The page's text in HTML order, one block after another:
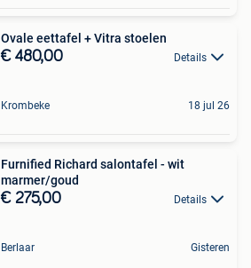
Ovale eettafel + Vitra stoelen
€ 480,00 Details
Krombeke 18 jul 26
Furnified Richard salontafel - wit
marmer/goud
€ 275,00 Details
Berlaar Gisteren